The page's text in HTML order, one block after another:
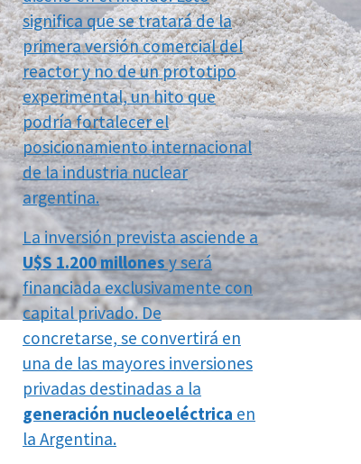
significa que se tratará de la
primera versión comercial del
reactor y no de un prototipo
experimental, un hito que
podría fortalecer el
posicionamiento internacional
de la industria nuclear
argentina.
La inversión prevista asciende a
U$S 1.200 millonesy será
financiada exclusivamente con
capital privado. De
concretarse, se convertirá en
una de las mayores inversiones
privadas destinadas a la
generación nucleoeléctrica en
la Argentina.